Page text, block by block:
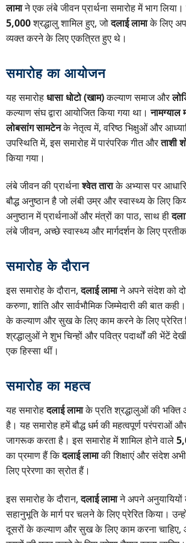
लामाने एक लंबे जीवन प्रार्थना समारोह में भाग
5,000श्रद्धालु शामिल हुए, जोदलाई लामाके लिए
व्यक्त करने के लिए एकत्रित हुए थे।
समारोह का आयोजन
यह समारोहधासा धोटो (खाम)कल्याण समाज और
कल्याण संघ द्वारा आयोजित किया गया था।नामग्याल
लोबसांग सामटेनके नेतृत्व में, वरिष्ठ भिक्षुओं और
उपस्थिति में, इस समारोह में पारंपरिक गीत औरताशी
किया गया।
लंबे जीवन की प्रार्थनाश्वेत ताराके अभ्यास पर
बौद्ध अनुष्ठान है जो लंबी उम्र और स्वास्थ्य के लिए
अनुष्ठान में प्रार्थनाओं और मंत्रों का पाठ, साथ ही
लंबे जीवन, अच्छे स्वास्थ्य और मार्गदर्शन के लिए
समारोह के दौरान
इस समारोह के दौरान,दलाई लामाने अपने संदेश को
करुणा, शांति और सार्वभौमिक जिम्मेदारी की बात
के कल्याण और सुख के लिए काम करने के लिए प्रेरित
श्रद्धालुओं ने शुभ चिन्हों और पवित्र पदार्थों की भेंटें
एक हिस्सा थीं।
समारोह का महत्व
यह समारोहदलाई लामाके प्रति श्रद्धालुओं की भक्ति
है। यह समारोह हमें बौद्ध धर्म की महत्वपूर्ण परंपराओं
जागरूक करता है। इस समारोह में शामिल होने वाले
का प्रमाण हैं किदलाई लामाकी शिक्षाएं और संदेश
लिए प्रेरणा का स्रोत हैं।
इस समारोह के दौरान,दलाई लामाने अपने अनुयायियों
सहानुभूति के मार्ग पर चलने के लिए प्रेरित किया।
दूसरों के कल्याण और सुख के लिए काम करना